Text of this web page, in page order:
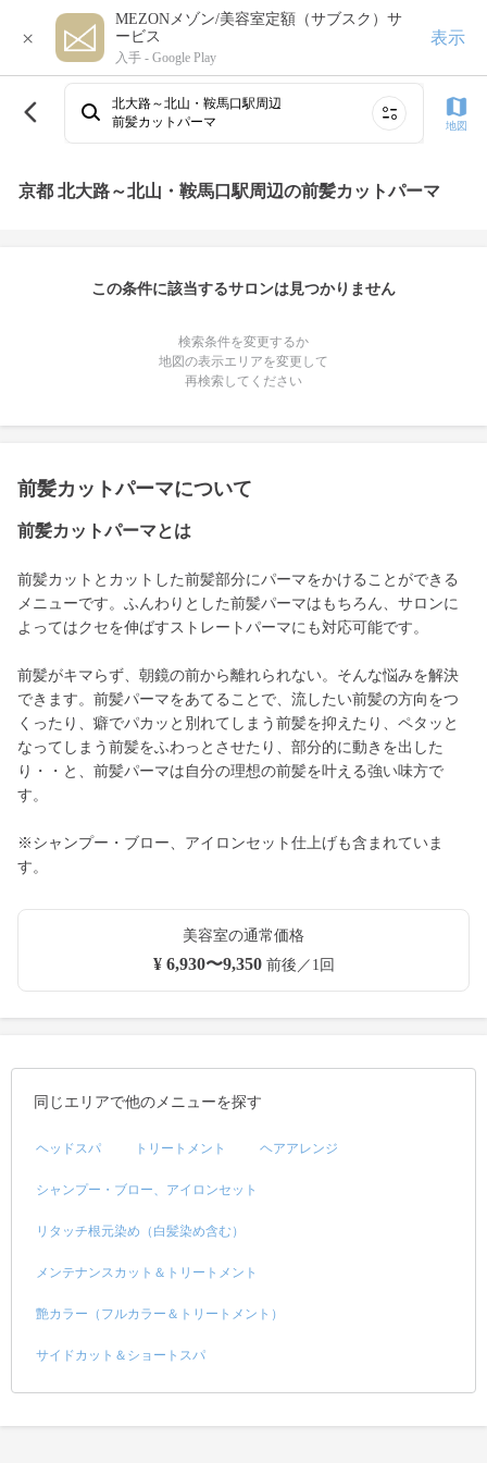
×
MEZONメゾン/美容室定額（サブスク）サ
ービス
入手 - Google Play
表示
北大路～北山・鞍馬口駅周辺
前髪カットパーマ
地図
京都 北大路～北山・鞍馬口駅周辺の前髪カットパーマ
この条件に該当するサロンは見つかりません
検索条件を変更するか
地図の表示エリアを変更して
再検索してください
前髪カットパーマについて
前髪カットパーマとは
前髪カットとカットした前髪部分にパーマをかけることができる
メニューです。ふんわりとした前髪パーマはもちろん、サロンに
よってはクセを伸ばすストレートパーマにも対応可能です。
前髪がキマらず、朝鏡の前から離れられない。そんな悩みを解決
できます。前髪パーマをあてることで、流したい前髪の方向をつ
くったり、癖でパカッと別れてしまう前髪を抑えたり、ペタッと
なってしまう前髪をふわっとさせたり、部分的に動きを出した
り・・と、前髪パーマは自分の理想の前髪を叶える強い味方で
す。
※シャンプー・ブロー、アイロンセット仕上げも含まれていま
す。
美容室の通常価格
¥ 6,930〜9,350前後／1回
同じエリアで他のメニューを探す
ヘッドスパ トリートメント ヘアアレンジ
シャンプー・ブロー、アイロンセット
リタッチ根元染め（白髪染め含む）
メンテナンスカット＆トリートメント
艶カラー（フルカラー＆トリートメント）
サイドカット＆ショートスパ